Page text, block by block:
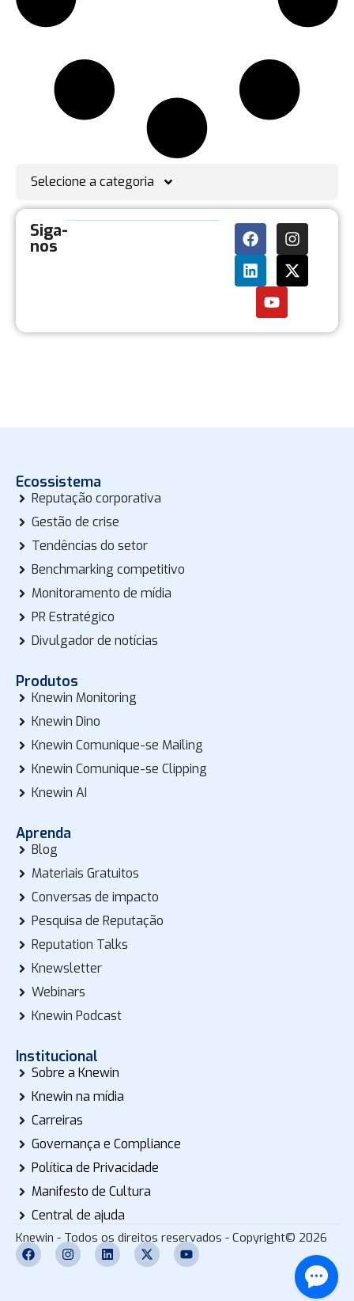
Selecione a categoria
Siga-
nos
Ecossistema
Reputação corporativa
Gestão de crise
Tendências do setor
Benchmarking competitivo
Monitoramento de mídia
PR Estratégico
Divulgador de notícias
Produtos
Knewin Monitoring
Knewin Dino
Knewin Comunique-se Mailing
Knewin Comunique-se Clipping
Knewin AI
Aprenda
Blog
Materiais Gratuitos
Conversas de impacto
Pesquisa de Reputação
Reputation Talks
Knewsletter
Webinars
Knewin Podcast
Institucional
Sobre a Knewin
Knewin na mídia
Carreiras
Governança e Compliance
Política de Privacidade
Manifesto de Cultura
Central de ajuda
Knewin - Todos os direitos reservados - Copyright© 2026